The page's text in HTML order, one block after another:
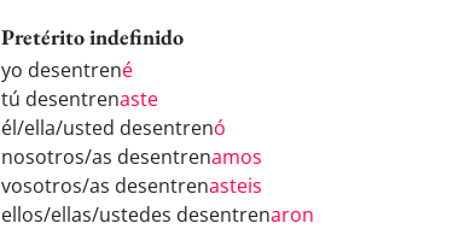
Pretérito indefinido
yo desentrené
tú desentrenaste
él/ella/usted desentrenó
nosotros/as desentrenamos
vosotros/as desentrenasteis
ellos/ellas/ustedes desentrenaron